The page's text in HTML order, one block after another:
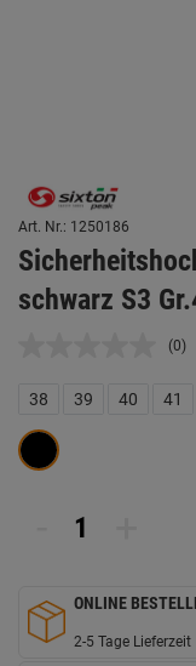
Art. Nr.: 1250186
schwarz S3
Kein
Link
auf
(0)
38 39 40 41
ONLINE
2-5 Tage Lieferzeit